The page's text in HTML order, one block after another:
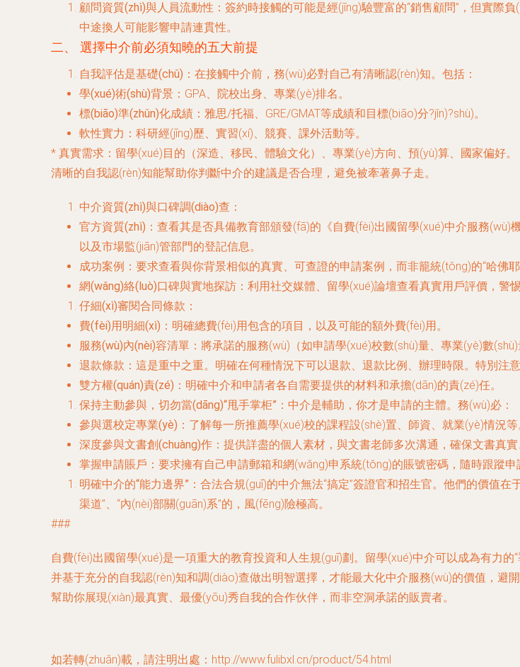
顧問資質(zhì)與人員流動性 ：簽約時接觸的可能是經(jīng)驗豐富的“銷售顧問”，但實際
中途換人可能影響申請連貫性。
二、 選擇中介前必須知曉的五大前提
自我評估是基礎(chǔ) ：在接觸中介前，務(wù)必對自己有清晰認(rèn)知。包括：
學(xué)術(shù)背景 ：GPA、院校出身、專業(yè)排名。
標(biāo)準(zhǔn)化成績 ：雅思/托福、GRE/GMAT等成績和目標(biāo)分?jǐn)?shù)。
軟性實力 ：科研經(jīng)歷、實習(xí)、競賽、課外活動等。
* 真實需求 ：留學(xué)目的（深造、移民、體驗文化）、專業(yè)方向、預(yù)算、國家偏好。
清晰的自我認(rèn)知能幫助你判斷中介的建議是否合理，避免被牽著鼻子走。
中介資質(zhì)與口碑調(diào)查 ：
官方資質(zhì) ：查看其是否具備教育部頒發(fā)的《自費(fèi)出國留學(xué)中介服務
以及市場監(jiān)管部門的登記信息。
成功案例 ：要求查看與你背景相似的真實、可查證的申請案例，而非籠統(tǒng)的“哈佛耶
網(wǎng)絡(luò)口碑與實地探訪 ：利用社交媒體、留學(xué)論壇查看真實用戶評價，警
仔細(xì)審閱合同條款 ：
費(fèi)用明細(xì) ：明確總費(fèi)用包含的項目，以及可能的額外費(fèi)用。
服務(wù)內(nèi)容清單 ：將承諾的服務(wù)（如申請學(xué)校數(shù)量、專業(yè)數
退款條款 ：這是重中之重。明確在何種情況下可以退款、退款比例、辦理時限。特別注意
雙方權(quán)責(zé) ：明確中介和申請者各自需要提供的材料和承擔(dān)的責(zé)任。
保持主動參與，切勿當(dāng)“甩手掌柜” ：中介是輔助，你才是申請的主體。務(wù)必：
參與選校定專業(yè) ：了解每一所推薦學(xué)校的課程設(shè)置、師資、就業(yè)情況等
深度參與文書創(chuàng)作 ：提供詳盡的個人素材，與文書老師多次溝通，確保文書真
掌握申請賬戶 ：要求擁有自己申請郵箱和網(wǎng)申系統(tǒng)的賬號密碼，隨時跟蹤申
明確中介的“能力邊界” ：合法合規(guī)的中介無法“搞定”簽證官和招生官。他們的價值在
渠道”、“內(nèi)部關(guān)系”的，風(fēng)險極高。
###
自費(fèi)出國留學(xué)是一項重大的教育投資和人生規(guī)劃。留學(xué)中介可以成為有力的
并基于充分的自我認(rèn)知和調(diào)查做出明智選擇，才能最大化中介服務(wù)的價值，避
幫助你展現(xiàn)最真實、最優(yōu)秀自我的合作伙伴，而非空洞承諾的販賣者。
如若轉(zhuǎn)載，請注明出處：http://www.fulibxl.cn/product/54.html